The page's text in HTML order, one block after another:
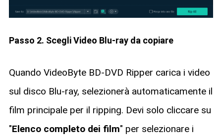
Passo 2. Scegli Video Blu-ray da copiare
Quando VideoByte BD-DVD Ripper carica i video
sul disco Blu-ray, selezionerà automaticamente il
film principale per il ripping. Devi solo cliccare su
"Elenco completo dei film" per selezionare i